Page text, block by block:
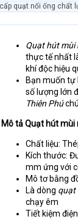
quạt nối ống chất
Quạt hút mùi
thực tế nhất
khí độc hiệu
Bạn muốn tự
số lượng lớn
Thiên Phú
Mô tả Quạt hút mùi
Chất liệu:
Kích thước:
mm ứng với
Mô tơ bằng
Là dòng quạt
chạy êm
Tiết kiệm